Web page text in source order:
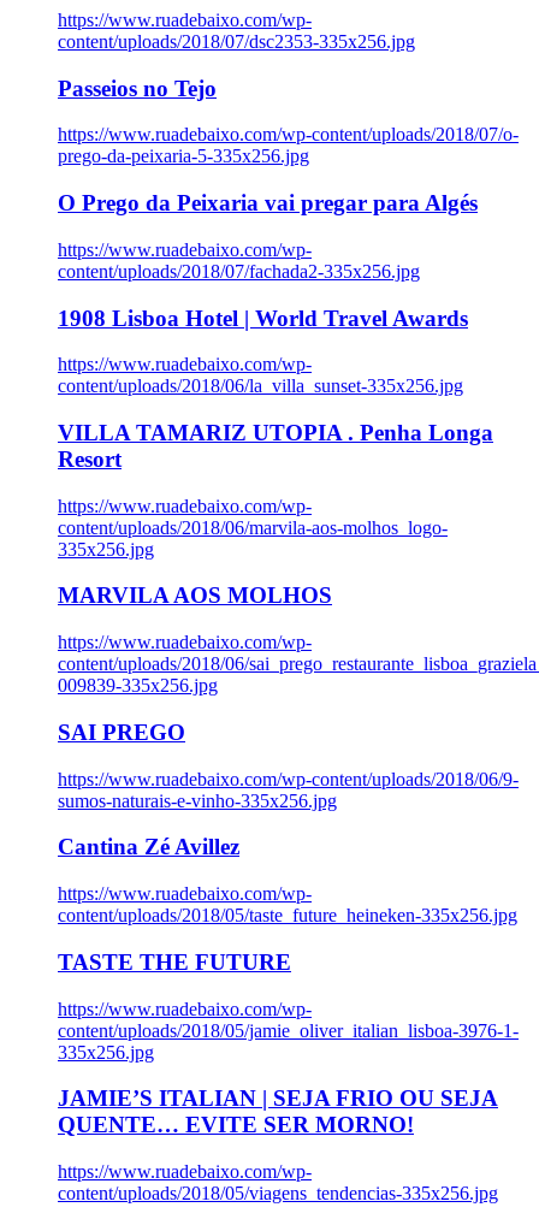
https://www.ruadebaixo.com/wp-
content/uploads/2018/07/dsc2353-335x256.jpg
Passeios no Tejo
https://www.ruadebaixo.com/wp-content/uploads/2018/07/o-
prego-da-peixaria-5-335x256.jpg
O Prego da Peixaria vai pregar para Algés
https://www.ruadebaixo.com/wp-
content/uploads/2018/07/fachada2-335x256.jpg
1908 Lisboa Hotel | World Travel Awards
https://www.ruadebaixo.com/wp-
content/uploads/2018/06/la_villa_sunset-335x256.jpg
VILLA TAMARIZ UTOPIA . Penha Longa
Resort
https://www.ruadebaixo.com/wp-
content/uploads/2018/06/marvila-aos-molhos_logo-
335x256.jpg
MARVILA AOS MOLHOS
https://www.ruadebaixo.com/wp-
content/uploads/2018/06/
009839-335x256.jpg
SAI PREGO
https://www.ruadebaixo.com/wp-content/uploads/2018/06/9-
sumos-naturais-e-vinho-335x256.jpg
Cantina Zé Avillez
https://www.ruadebaixo.com/wp-
content/uploads/2018/05/taste_future_heineken-335x256.jpg
TASTE THE FUTURE
https://www.ruadebaixo.com/wp-
content/uploads/2018/05/jamie_oliver_italian_lisboa-3976-1-
335x256.jpg
JAMIE’S ITALIAN | SEJA FRIO OU SEJA
QUENTE… EVITE SER MORNO!
https://www.ruadebaixo.com/wp-
content/uploads/2018/05/viagens_tendencias-335x256.jpg